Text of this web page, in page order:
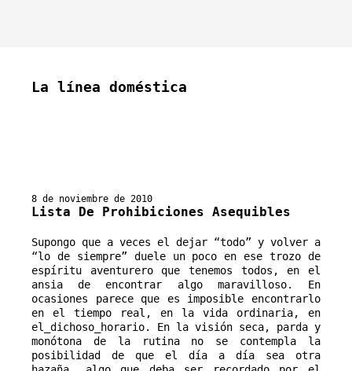
La línea doméstica
8 de noviembre de 2010
Lista De Prohibiciones Asequibles
Supongo que a veces el dejar “todo” y volver a
“lo de siempre” duele un poco en ese trozo de
espíritu aventurero que tenemos todos, en el
ansia de encontrar algo maravilloso. En
ocasiones parece que es imposible encontrarlo
en el tiempo real, en la vida ordinaria, en
el_dichoso_horario. En la visión seca, parda y
monótona de la rutina no se contempla la
posibilidad de que el día a día sea otra